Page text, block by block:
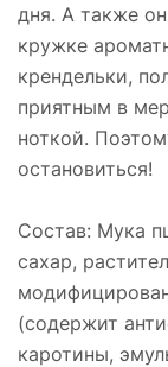
дня. А также
кружке
крендельки,
приятным в
ноткой.
остановиться!
Состав: Мука
сахар,
(содержит
каротины,